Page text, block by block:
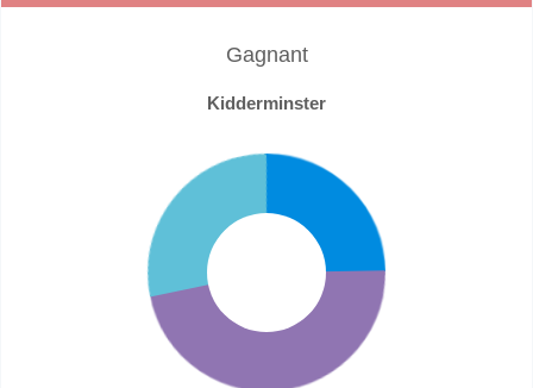
Gagnant
Kidderminster